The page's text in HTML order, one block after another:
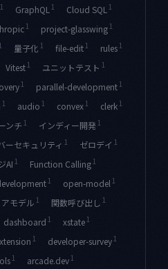
1 GraphQL 1 Cloud SQL 1
1 project-glasswing 1
1 量子化 1 file-edit 1 rules 1
Vitest 1 ユニットテスト 1
1 parallel-development 1
1 audio 1 convex 1 clerk 1
ンチ 1 インディー開発 1
ーセキュリティ 1 ゼロデイ 1
AI 1 Function Calling 1
1 open-model 1
モデル 1 関数呼び出し 1
dashboard 1 xstate 1
1 developer-survey 1
1 arcade.dev 1